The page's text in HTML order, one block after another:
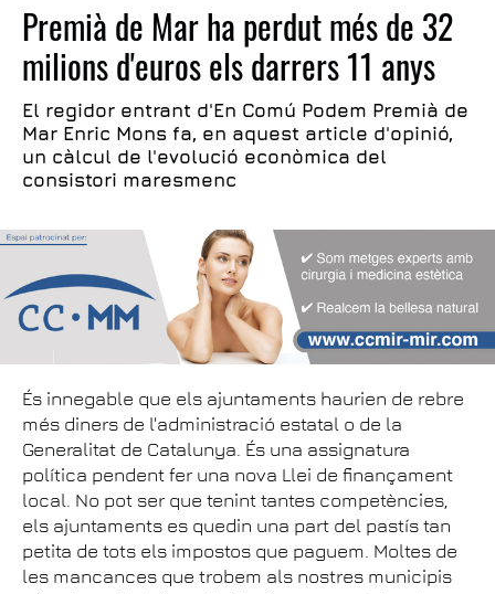
Premià de Mar ha perdut més de 32
milions d'euros els darrers 11 anys
El regidor entrant d'En Comú Podem Premià de
Mar Enric Mons fa, en aquest article d'opinió,
un càlcul de l'evolució econòmica del
consistori maresmenc
És innegable que els ajuntaments haurien de rebre
més diners de l'administració estatal o de la
Generalitat de Catalunya. És una assignatura
política pendent fer una nova Llei de finançament
local. No pot ser que tenint tantes competències,
els ajuntaments es quedin una part del pastís tan
petita de tots els impostos que paguem. Moltes de
les mancances que trobem als nostres municipis